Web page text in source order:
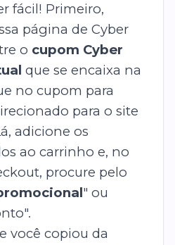
fácil! Primeiro,
página de Cyber
o cupom Cyber
que se encaixa na
no cupom para
para o site
adicione os
ao carrinho e, no
procure pelo
" ou
você copiou da